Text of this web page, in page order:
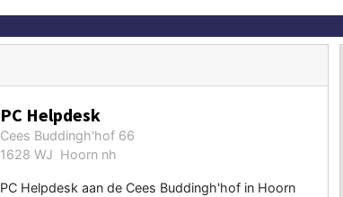
PC Helpdesk
Cees Buddingh'hof 66
1628 WJ Hoorn nh
PC Helpdesk aan de Cees Buddingh'hof in Hoorn